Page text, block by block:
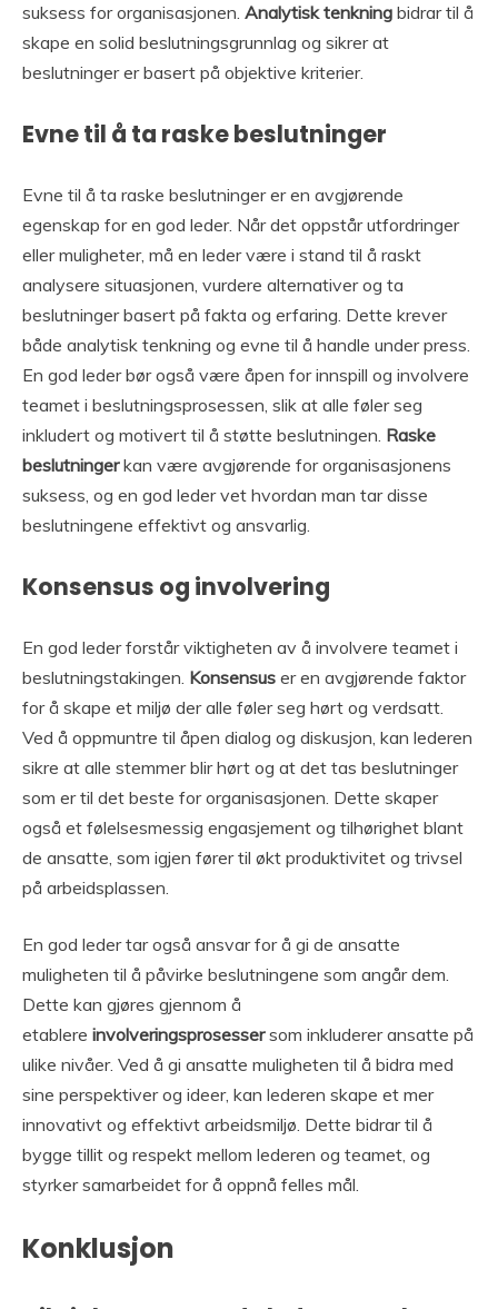
suksess for organisasjonen. Analytisk tenkning bidrar til å
skape en solid beslutningsgrunnlag og sikrer at
beslutninger er basert på objektive kriterier.
Evne til å ta raske beslutninger
Evne til å ta raske beslutninger er en avgjørende
egenskap for en god leder. Når det oppstår utfordringer
eller muligheter, må en leder være i stand til å raskt
analysere situasjonen, vurdere alternativer og ta
beslutninger basert på fakta og erfaring. Dette krever
både analytisk tenkning og evne til å handle under press.
En god leder bør også være åpen for innspill og involvere
teamet i beslutningsprosessen, slik at alle føler seg
inkludert og motivert til å støtte beslutningen. Raske
beslutningerkan være avgjørende for organisasjonens
suksess, og en god leder vet hvordan man tar disse
beslutningene effektivt og ansvarlig.
Konsensus og involvering
En god leder forstår viktigheten av å involvere teamet i
beslutningstakingen. Konsensus er en avgjørende faktor
for å skape et miljø der alle føler seg hørt og verdsatt.
Ved å oppmuntre til åpen dialog og diskusjon, kan lederen
sikre at alle stemmer blir hørt og at det tas beslutninger
som er til det beste for organisasjonen. Dette skaper
også et følelsesmessig engasjement og tilhørighet blant
de ansatte, som igjen fører til økt produktivitet og trivsel
på arbeidsplassen.
En god leder tar også ansvar for å gi de ansatte
muligheten til å påvirke beslutningene som angår dem.
Dette kan gjøres gjennom å
etablere involveringsprosessersom inkluderer ansatte på
ulike nivåer. Ved å gi ansatte muligheten til å bidra med
sine perspektiver og ideer, kan lederen skape et mer
innovativt og effektivt arbeidsmiljø. Dette bidrar til å
bygge tillit og respekt mellom lederen og teamet, og
styrker samarbeidet for å oppnå felles mål.
Konklusjon